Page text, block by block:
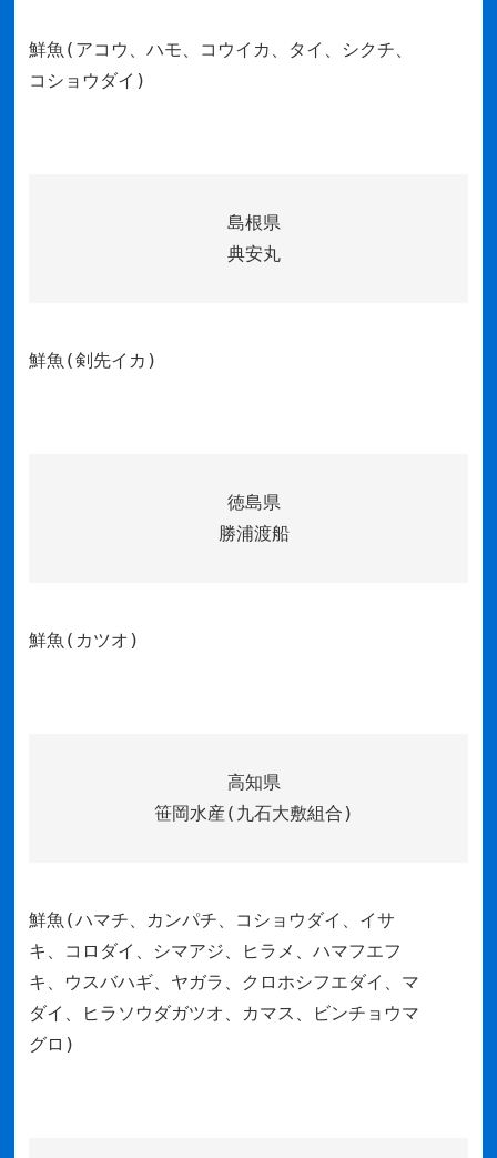
鮮魚(アコウ、ハモ、コウイカ、タイ、シクチ、
コショウダイ)
島根県
典安丸
鮮魚(剣先イカ)
徳島県
勝浦渡船
鮮魚(カツオ)
高知県
笹岡水産(九石大敷組合)
鮮魚(ハマチ、カンパチ、コショウダイ、イサ
キ、コロダイ、シマアジ、ヒラメ、ハマフエフ
キ、ウスバハギ、ヤガラ、クロホシフエダイ、マ
ダイ、ヒラソウダガツオ、カマス、ビンチョウマ
グロ)